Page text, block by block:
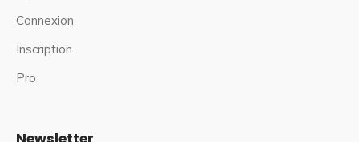
Connexion
Inscription
Pro